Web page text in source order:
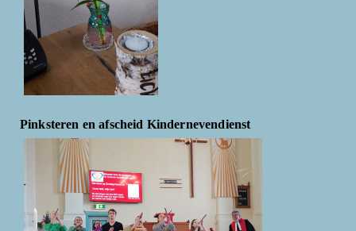
Pinksteren en afscheid Kindernevendienst